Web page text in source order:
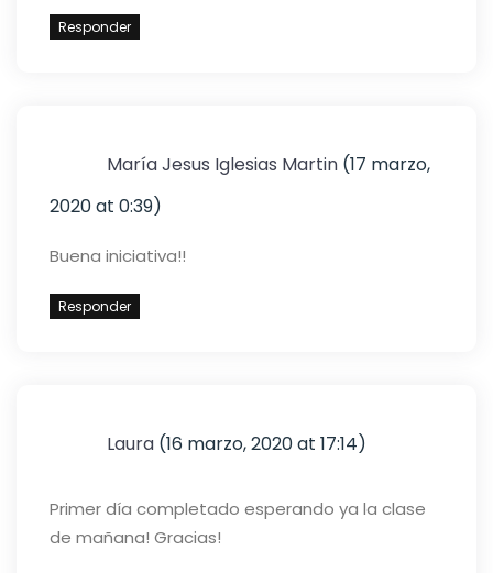
Responder
María Jesus Iglesias Martin (17 marzo,
2020 at 0:39)
Buena iniciativa!!
Responder
Laura (16 marzo, 2020 at 17:14)
Primer día completado esperando ya la clase
de mañana! Gracias!